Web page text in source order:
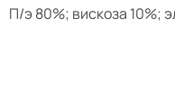
П/э 80%; вискоза 10%;